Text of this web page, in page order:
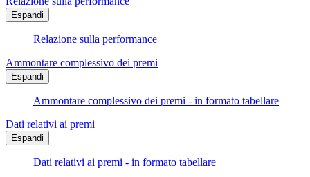
Espandi
Relazione sulla performance
Ammontare complessivo dei premi
Espandi
Ammontare complessivo dei premi - in formato tabellare
Dati relativi ai premi
Espandi
Dati relativi ai premi - in formato tabellare